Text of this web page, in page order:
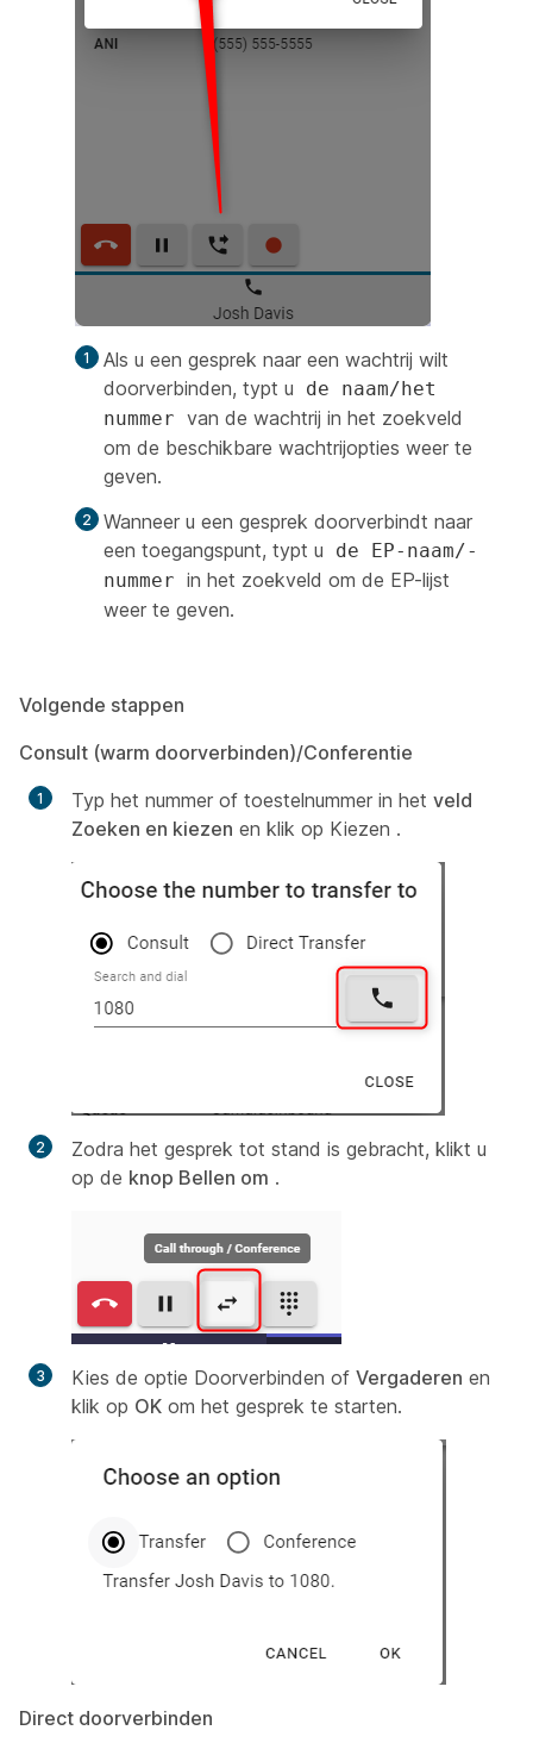
Als u een gesprek naar een wachtrij wilt
doorverbinden, typt u
de naam/het
nummer van de wachtrij in het zoekveld
om de beschikbare wachtrijopties weer te
geven.
Wanneer u een gesprek doorverbindt naar
een toegangspunt, typt u
de EP-naam/-
nummer in het zoekveld om de EP-lijst
weer te geven.
Volgende stappen
Consult (warm doorverbinden)/Conferentie
Typ het nummer of toestelnummer in het veld
Zoeken en kiezen en klik op Kiezen .
Zodra het gesprek tot stand is gebracht, klikt u
op de knop Bellen om .
Kies de optie Doorverbinden of Vergaderen en
klik op OK om het gesprek te starten.
Direct doorverbinden